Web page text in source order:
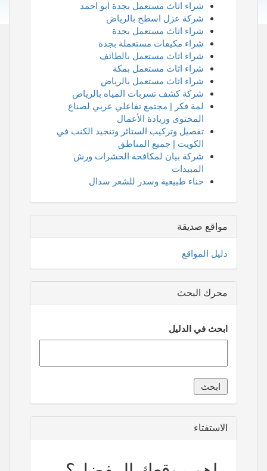
شراء اثاث مستعمل بجدة ابو احمد
شركة عزل اسطح بالرياض
شراء اثاث مستعمل بجدة
شراء مكيفات مستعملة بجدة
شراء اثاث مستعمل بالطائف
شراء اثاث مستعمل بمكة
شراء اثاث مستعمل بالرياض
شركة كشف تسربات المياه بالرياض
لمة فكر | مجتمع تفاعلي عربي لصناع
المحتوى وريادة الأعمال
تفصيل وتركيب الستائر وتنجيد الكنب في
الكويت | جميع المناطق
شركة بيان لمكافحة الحشرات ورش
المبيدات
حناء طبيعية وسدر للشعر سدال
مواقع صديقة
دليل المواقع
محرك البحث
ابحث في الدليل
الاستفتاء